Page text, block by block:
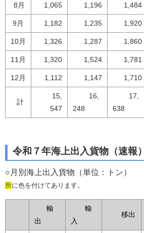
8月 1,065 1,196 1,484
9月 1,182 1,235 1,920
10月 1,326 1,287 1,860
11月 1,320 1,524 1,781
12月 1,112 1,147 1,710
計
15,
547
16,
248
17,
638
令和７年海上出入貨物（速報）
○月別海上出入貨物（単位：トン）
所に色を付けてあります。
輸
出
輸
入
移出